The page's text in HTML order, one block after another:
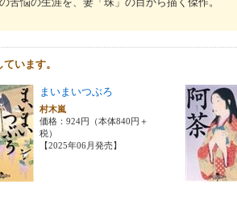
います。
まいまいつぶろ
村木嵐
価格：924円（本体840円＋
税）
【2025年06月発売】